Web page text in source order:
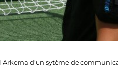
Arkema d’un sytème de